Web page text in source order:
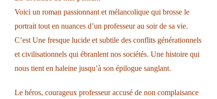
Voici un roman passionnant et mélancolique qui brosse le
portrait tout en nuances d’un professeur au soir de sa vie.
C’est Une fresque lucide et subtile des conflits générationnels
et civilisationnels qui ébranlent nos sociétés. Une histoire qui
nous tient en haleine jusqu’à son épilogue sanglant.
Le héros, courageux professeur accusé de non complaisance